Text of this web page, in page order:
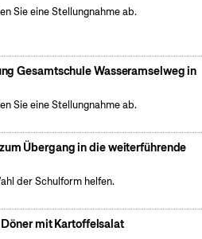
Sie eine Stellungnahme ab.
Gesamtschule Wasseramselweg in
Sie eine Stellungnahme ab.
Übergang in die weiterführende
der Schulform helfen.
mit Kartoffelsalat